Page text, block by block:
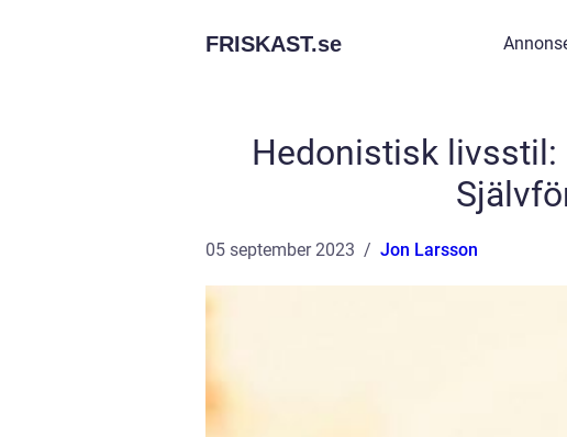
FRISKAST.se
Hedonistisk livsstil:
05 september 2023 Jon Larsson